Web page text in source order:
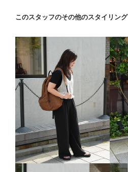
このスタッフのその他のスタイリング